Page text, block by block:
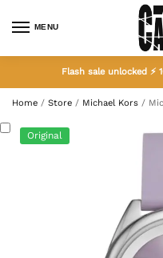
MENU
Flash sale unlocked
Home / Store / Michael Kors /
Original